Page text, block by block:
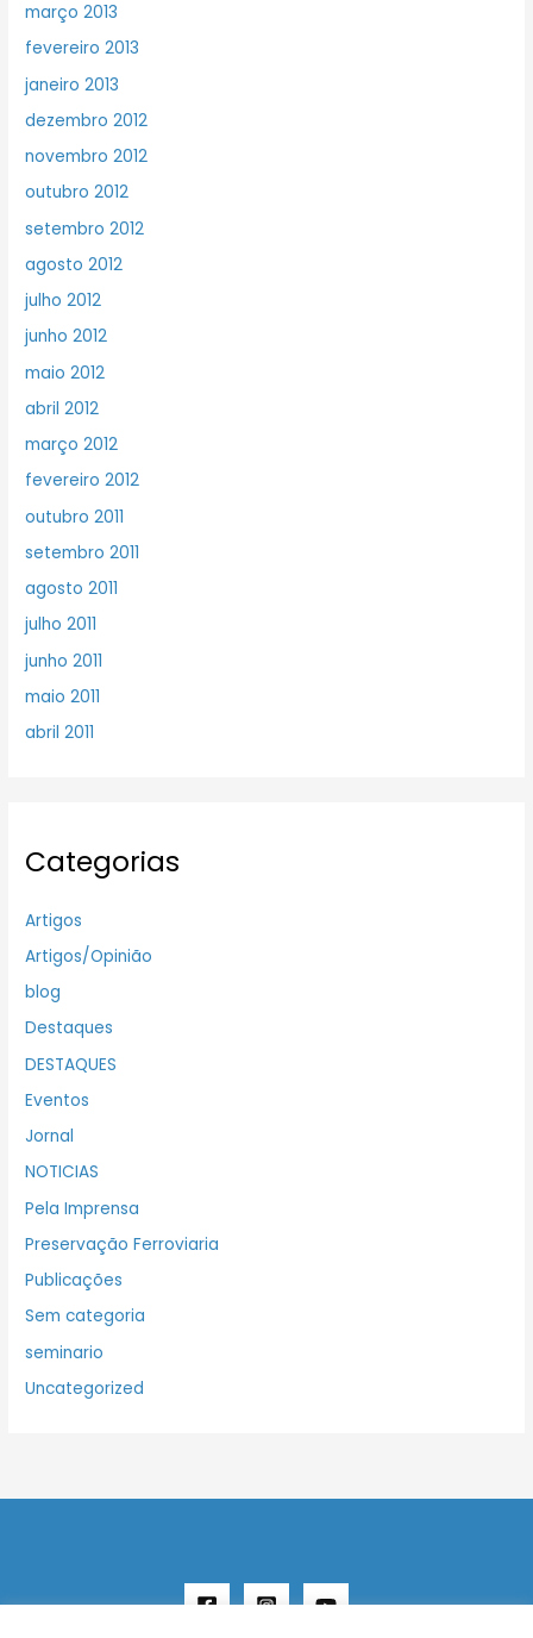
março 2013
fevereiro 2013
janeiro 2013
dezembro 2012
novembro 2012
outubro 2012
setembro 2012
agosto 2012
julho 2012
junho 2012
maio 2012
abril 2012
março 2012
fevereiro 2012
outubro 2011
setembro 2011
agosto 2011
julho 2011
junho 2011
maio 2011
abril 2011
Categorias
Artigos
Artigos/Opinião
blog
Destaques
DESTAQUES
Eventos
Jornal
NOTICIAS
Pela Imprensa
Preservação Ferroviaria
Publicações
Sem categoria
seminario
Uncategorized